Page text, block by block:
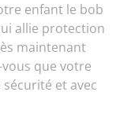
enfant le bob
allie protection
maintenant
que votre
et avec